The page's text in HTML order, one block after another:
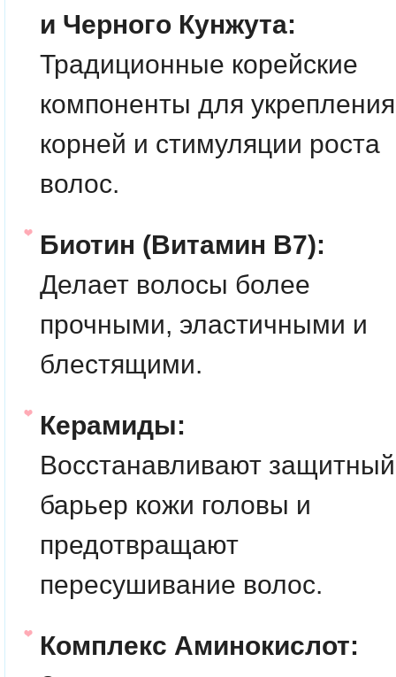
и Черного Кунжута:
Традиционные корейские
компоненты для укрепления
корней и стимуляции роста
волос.
Биотин (Витамин B7):
Делает волосы более
прочными, эластичными и
блестящими.
Керамиды:
Восстанавливают защитный
барьер кожи головы и
предотвращают
пересушивание волос.
Комплекс Аминокислот: